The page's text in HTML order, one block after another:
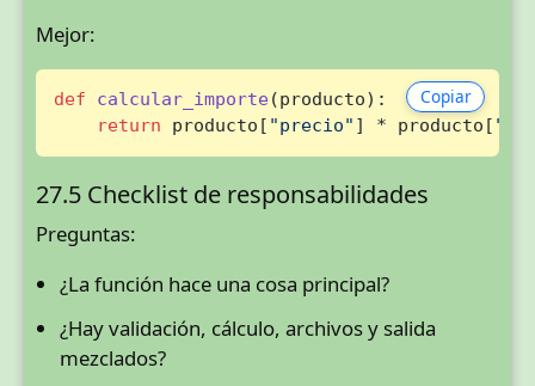
Mejor:
Copiar
def calcular_importe(producto):
return producto[ "precio" ] * producto[
27.5 Checklist de responsabilidades
Preguntas:
¿La función hace una cosa principal?
¿Hay validación, cálculo, archivos y salida
mezclados?